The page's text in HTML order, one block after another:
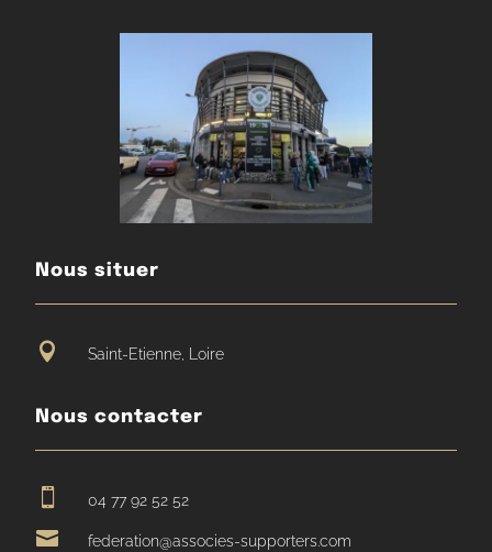
Nous situer
 Saint-Etienne, Loire
Nous contacter
 04 77 92 52 52
 federation@associes-supporters.com